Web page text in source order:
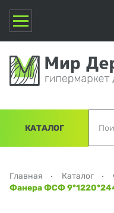
КАТАЛОГ
Главная Каталог
Фанера ФСФ